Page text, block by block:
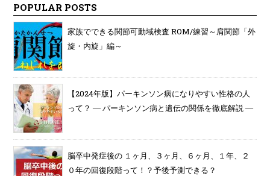
POPULAR POSTS
家族でできる関節可動域検査 ROM/練習～肩関節「外
旋・内旋」編～
【2024年版】パーキンソン病になりやすい性格の人
って？ ― パーキンソン病と遺伝の関係を徹底解説 ―
脳卒中発症後の １ヶ月、３ヶ月、６ヶ月、１年、２
０年の回復段階って！？予後予測できる？